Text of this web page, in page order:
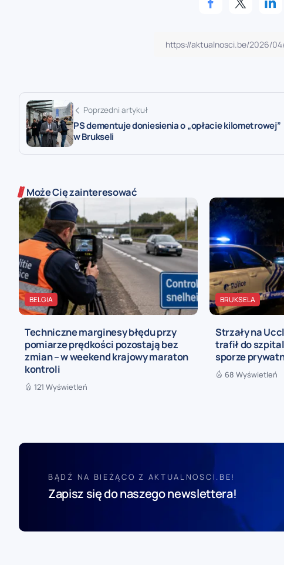
Poprzedni artykuł
PS dementuje doniesienia o „opłacie kilometrowej”
w Brukseli
Może Cię zainteresować
BELGIA
Techniczne marginesy błędu przy
pomiarze prędkości pozostają bez
zmian – w weekend krajowy maraton
kontroli
121 Wyświetleń
BRUKSELA
Strzały na
trafił do
sporze
68 Wyświetleń
BĄDŹ NA BIEŻĄCO Z AKTUALNOSCI.BE!
Zapisz się do naszego newslettera!